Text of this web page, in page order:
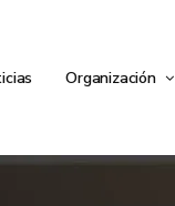
Organización